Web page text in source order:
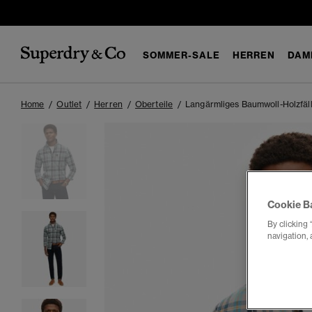
SOMMER-SALE HERREN
Home Outlet Herren Oberteile Langärmliges Baumwoll-
Cookie
By clicking
navigation,